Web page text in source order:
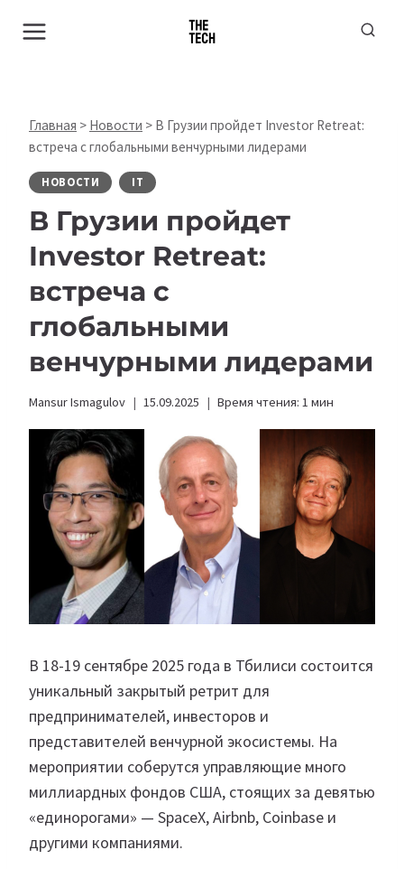
Главная > Новости > В Грузии пройдет Investor Retreat:
встреча с глобальными венчурными лидерами
НОВОСТИ IT
В Грузии пройдет
Investor Retreat:
встреча с
глобальными
венчурными лидерами
Mansur Ismagulov 15.09.2025 Время чтения: 1 мин
В 18-19 сентябре 2025 года в Тбилиси состоится
уникальный закрытый ретрит для
предпринимателей, инвесторов и
представителей венчурной экосистемы. На
мероприятии соберутся управляющие много
миллиардных фондов США, стоящих за девятью
«единорогами» — SpaceX, Airbnb, Coinbase и
другими компаниями.